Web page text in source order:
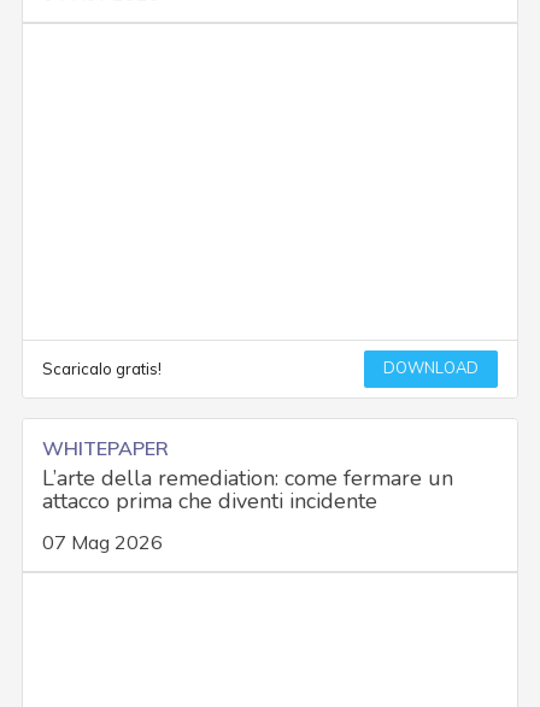
Scaricalo gratis! DOWNLOAD
WHITEPAPER
L’arte della remediation: come fermare un
attacco prima che diventi incidente
07 Mag 2026